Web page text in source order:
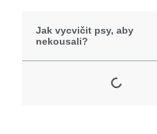
Jak vycvičit psy, aby
nekousali?